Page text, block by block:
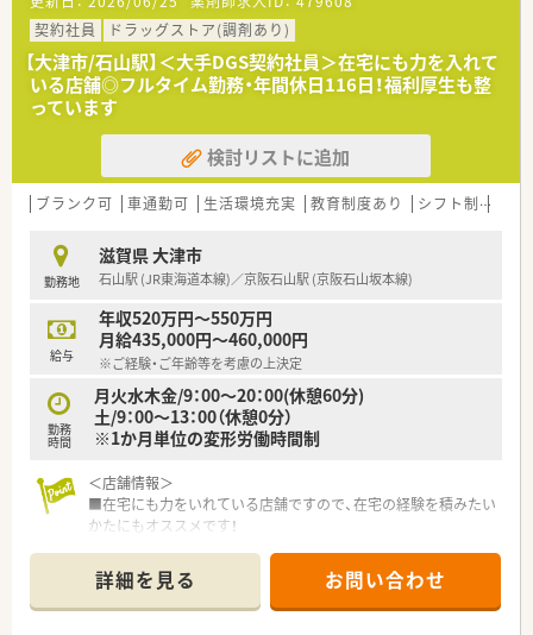
お通いいただけます♪車通勤を避けたい方にもおすすめ！
■福利厚生も充実しています！契約社員の方も買い物補助制度
（食品5％、衣類・住居関連9％）がご利用頂けます
契約社員
ドラッグストア(調剤あり)
【大津市/石山駅】＜大手DGS契約社員＞在宅にも力を入れて
いる店舗◎フルタイム勤務・年間休日116日！福利厚生も整
っています
検討リストに追加
ブランク可 車通勤可 生活環境充実 教育制度あり シフト制
勤務地
滋賀県 大津市
石山駅 (JR東海道本線)／京阪石山駅 (京阪石山坂本線)
給与
年収520万円～550万円
月給435,000円～460,000円
※ご経験・ご年齢等を考慮の上決定
勤務
時間
月火水木金/9：00～20：00(休憩60分)
土/9：00～13：00（休憩0分）
※1か月単位の変形労働時間制
＜店舗情報＞
■在宅にも力をいれている店舗ですので、在宅の経験を積みたい
かたにもオススメです！
どの薬剤師のお仕事に専念できる環境です！
■薬剤師5名、事務2名の店舗です。常時複数名対応のため、何か
あった際はすぐに確認できる環境です◎
詳細を見る お問い合わせ